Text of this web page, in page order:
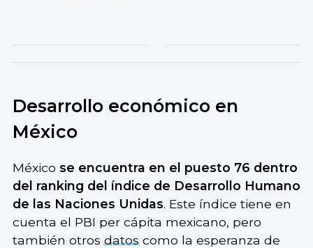
Desarrollo económico en
México
México se encuentra en el puesto 76 dentro
del ranking del índice de Desarrollo Humano
de las Naciones Unidas. Este índice tiene en
cuenta el PBI per cápita mexicano, pero
también otrosdatoscomo la esperanza de